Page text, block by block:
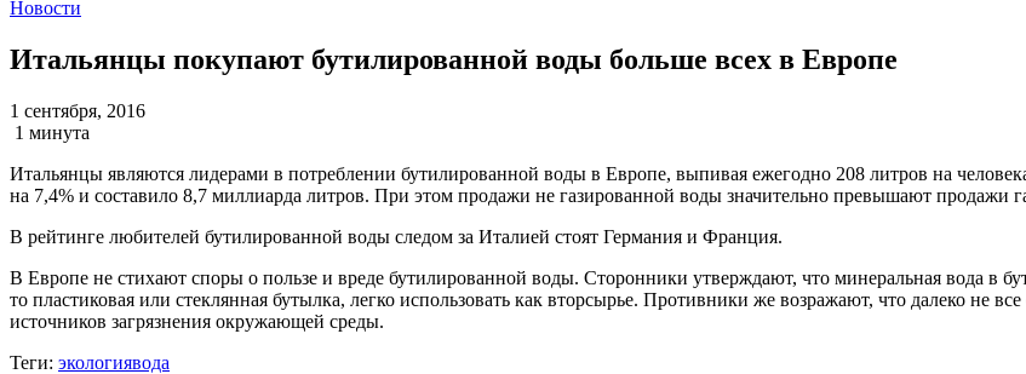
Новости
Итальянцы покупают бутилированной воды больше всех в Европе
1 сентября, 2016
1 минута
Итальянцы являются лидерами в потреблении бутилированной воды в Европе, выпивая ежегодно 208 литров на
на 7,4% и составило 8,7 миллиарда литров. При этом продажи не газированной воды значительно превышают продажи
В рейтинге любителей бутилированной воды следом за Италией стоят Германия и Франция.
В Европе не стихают споры о пользе и вреде бутилированной воды. Сторонники утверждают, что минеральная вода в
то пластиковая или стеклянная бутылка, легко использовать как вторсырье. Противники же возражают, что далеко не
источников загрязнения окружающей среды.
Теги: экологиявода